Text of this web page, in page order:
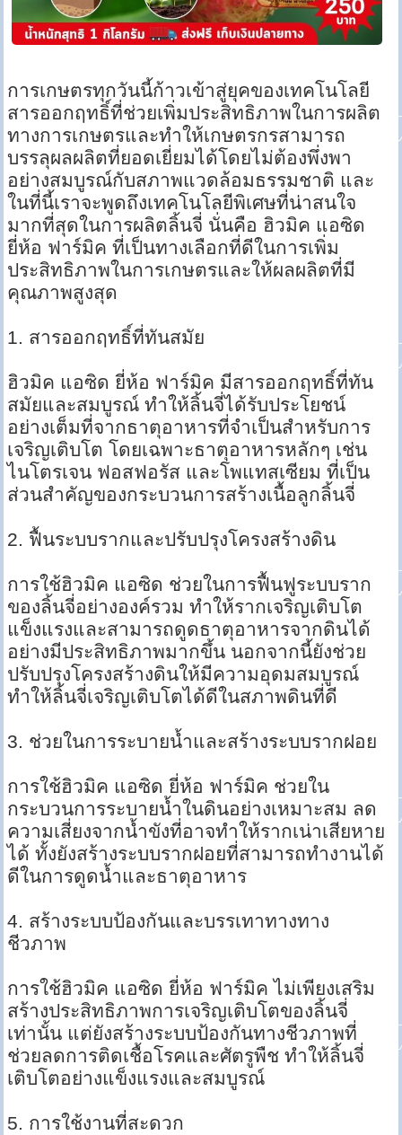
การเกษตรทุกวันนี้ก้าวเข้าสู่ยุคของเทคโนโลยี
สารออกฤทธิ์ที่ช่วยเพิ่มประสิทธิภาพในการผลิต
ทางการเกษตรและทำให้เกษตรกรสามารถ
บรรลุผลผลิตที่ยอดเยี่ยมได้โดยไม่ต้องพึ่งพา
อย่างสมบูรณ์กับสภาพแวดล้อมธรรมชาติ และ
ในที่นี้เราจะพูดถึงเทคโนโลยีพิเศษที่น่าสนใจ
มากที่สุดในการผลิตลิ้นจี่ นั่นคือ ฮิวมิค แอซิด
ยี่ห้อ ฟาร์มิค ที่เป็นทางเลือกที่ดีในการเพิ่ม
ประสิทธิภาพในการเกษตรและให้ผลผลิตที่มี
คุณภาพสูงสุด
1. สารออกฤทธิ์ที่ทันสมัย
ฮิวมิค แอซิด ยี่ห้อ ฟาร์มิค มีสารออกฤทธิ์ที่ทัน
สมัยและสมบูรณ์ ทำให้ลิ้นจี่ได้รับประโยชน์
อย่างเต็มที่จากธาตุอาหารที่จำเป็นสำหรับการ
เจริญเติบโต โดยเฉพาะธาตุอาหารหลักๆ เช่น
ไนโตรเจน ฟอสฟอรัส และโพแทสเซียม ที่เป็น
ส่วนสำคัญของกระบวนการสร้างเนื้อลูกลิ้นจี่
2. ฟื้นระบบรากและปรับปรุงโครงสร้างดิน
การใช้ฮิวมิค แอซิด ช่วยในการฟื้นฟูระบบราก
ของลิ้นจี่อย่างองค์รวม ทำให้รากเจริญเติบโต
แข็งแรงและสามารถดูดธาตุอาหารจากดินได้
อย่างมีประสิทธิภาพมากขึ้น นอกจากนี้ยังช่วย
ปรับปรุงโครงสร้างดินให้มีความอุดมสมบูรณ์
ทำให้ลิ้นจี่เจริญเติบโตได้ดีในสภาพดินที่ดี
3. ช่วยในการระบายน้ำและสร้างระบบรากฝอย
การใช้ฮิวมิค แอซิด ยี่ห้อ ฟาร์มิค ช่วยใน
กระบวนการระบายน้ำในดินอย่างเหมาะสม ลด
ความเสี่ยงจากน้ำขังที่อาจทำให้รากเน่าเสียหาย
ได้ ทั้งยังสร้างระบบรากฝอยที่สามารถทำงานได้
ดีในการดูดน้ำและธาตุอาหาร
4. สร้างระบบป้องกันและบรรเทาทางทาง
ชีวภาพ
การใช้ฮิวมิค แอซิด ยี่ห้อ ฟาร์มิค ไม่เพียงเสริม
สร้างประสิทธิภาพการเจริญเติบโตของลิ้นจี่
เท่านั้น แต่ยังสร้างระบบป้องกันทางชีวภาพที่
ช่วยลดการติดเชื้อโรคและศัตรูพืช ทำให้ลิ้นจี่
เติบโตอย่างแข็งแรงและสมบูรณ์
5. การใช้งานที่สะดวก